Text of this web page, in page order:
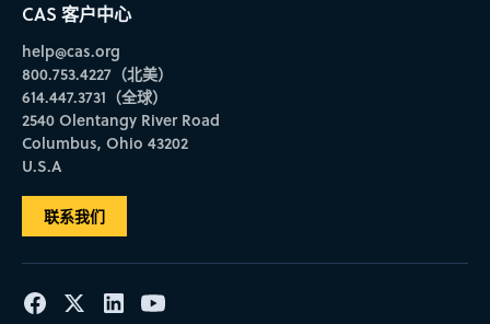
CAS 客户中心
help@cas.org
800.753.4227（北美）
614.447.3731（全球）
2540 Olentangy River Road
Columbus, Ohio 43202
U.S.A
联系我们